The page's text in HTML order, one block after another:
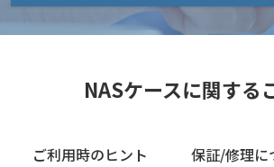
NASケースに関する
ご利用時のヒント 保証/修理に